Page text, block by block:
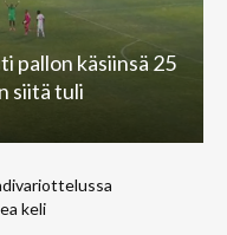
pallon käsiinsä 25
siitä tuli
keli